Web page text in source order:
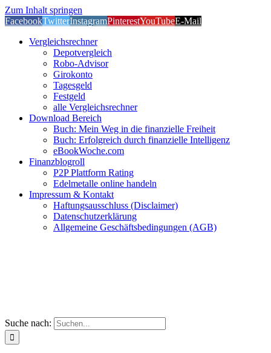
Zum Inhalt springen
FacebookTwitterInstagramPinterestYouTubeE-Mail
Vergleichsrechner
Depotvergleich
Robo-Advisor
Girokonto
Tagesgeld
Festgeld
alle Vergleichsrechner
Download Bereich
Buch: Mein Weg in die finanzielle Freiheit
Buch: Erfolgreich durch finanzielle Intelligenz
eBookWoche.com
Finanzblogroll
P2P Plattform Rating
Edelmetalle online handeln
Impressum & Kontakt
Haftungsausschluss (Disclaimer)
Datenschutzerklärung
Allgemeine Geschäftsbedingungen (AGB)
Suche nach: